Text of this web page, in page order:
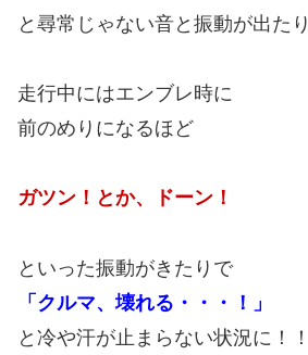
と尋常じゃない音と振動が出たり
走行中にはエンブレ時に
前のめりになるほど
ガツン！とか、ドーン！
といった振動がきたりで
「クルマ、壊れる・・・！」
と冷や汗が止まらない状況に！！